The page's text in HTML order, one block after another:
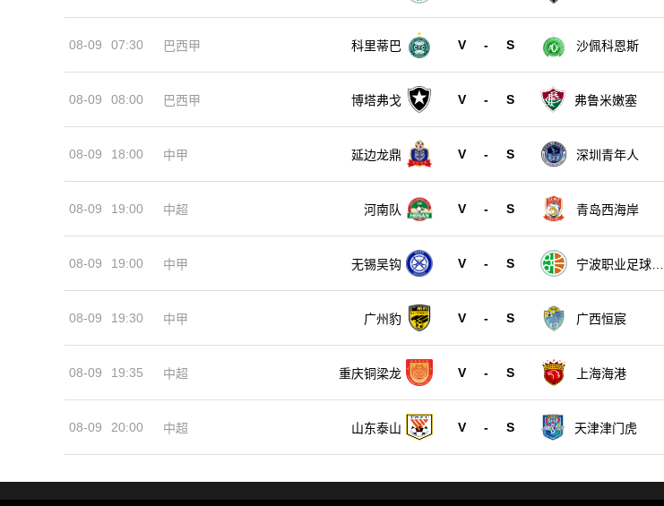
08-09 07:30 巴西甲 科里蒂巴 V - S 沙佩科恩斯
08-09 08:00 巴西甲 博塔弗戈 V - S 弗鲁米嫩塞
08-09 18:00 中甲 延边龙鼎 V - S 深圳青年人
08-09 19:00 中超 河南队 V - S 青岛西海岸
08-09 19:00 中甲 无锡吴钩 V - S
宁波职业足球俱
08-09 19:30 中甲 广州豹 V - S 广西恒宸
08-09 19:35 中超 重庆铜梁龙 V - S 上海海港
08-09 20:00 中超 山东泰山 V - S 天津津门虎